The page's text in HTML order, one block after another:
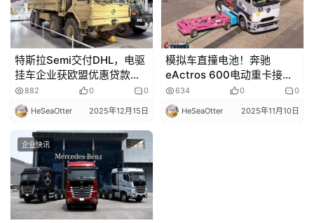
特斯拉Semi交付DHL，电驱
挂车企业获欧盟优惠贷款？
上周（12.8-12.14）全球卡
车行业都有哪些新鲜事
882 0 0
HeSeaOtter 2025年12月15日
模拟车直撞电池！奔驰
eActros 600电动重卡接受
碰撞测试，结果如何意义何
在？
634 0 0
HeSeaOtter 2025年11月10日
企业快讯